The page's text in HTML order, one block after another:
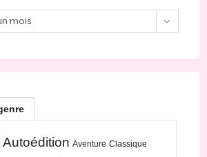
mois
Autoédition Aventure Classique